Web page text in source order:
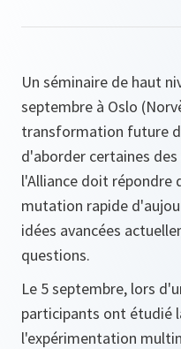
Un séminaire de haut
septembre à Oslo
transformation future
d'aborder certaines
l'Alliance doit répondre
mutation rapide
idées avancées
questions.
Le 5 septembre, lors
participants ont étudié
l'expérimentation